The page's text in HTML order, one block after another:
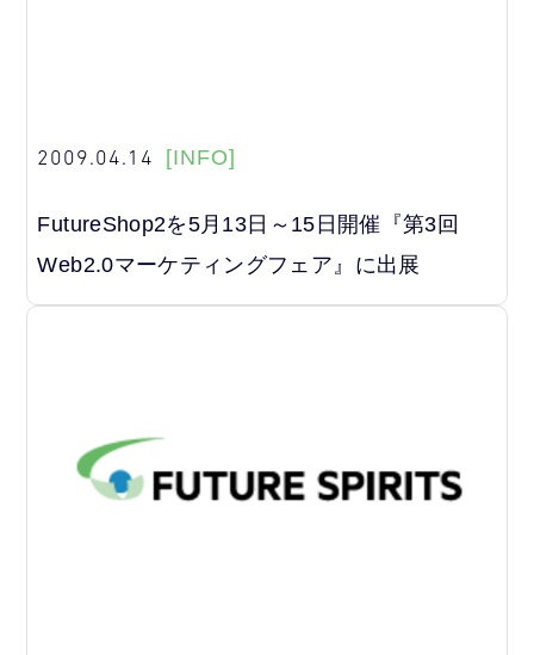
2009.04.14 [INFO]
FutureShop2を5月13日～15日開催『第3回
Web2.0マーケティングフェア』に出展